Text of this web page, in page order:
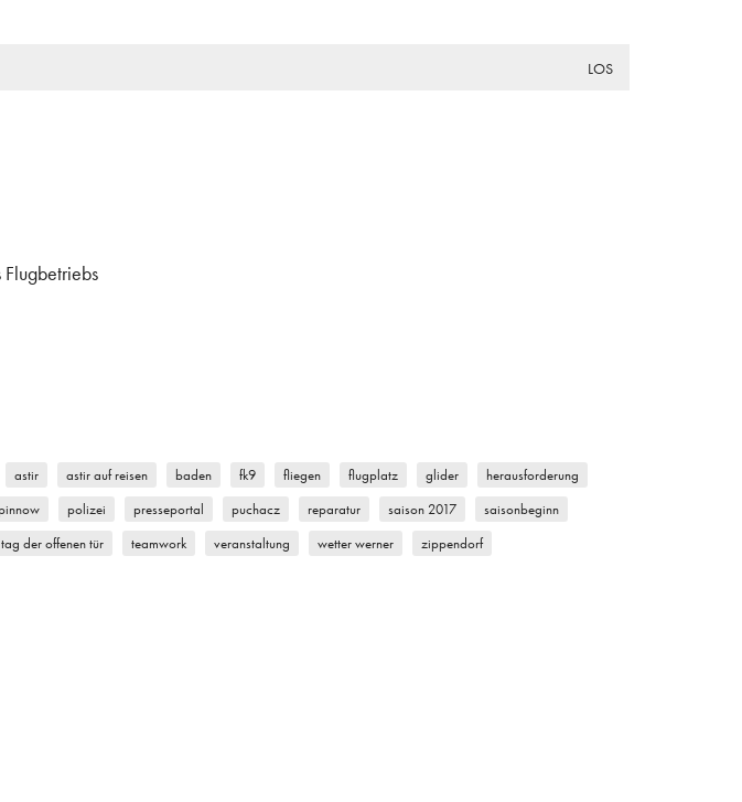
astir astir auf reisen baden fk9 fliegen flugplatz glider
herausforderung
pinnow polizei presseportal puchacz reparatur saison 2017
saisonbeginn
tag der offenen tür teamwork veranstaltung wetter werner
zippendorf